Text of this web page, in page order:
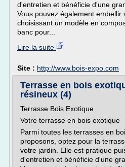
d'entretien et bénéficie d'une
Vous pouvez également embellir
choisissant un modèle en
banc pour...
Lire la suite
Site : http://www.bois-expo.com
Terrasse en bois
résineux (4)
Terrasse Bois Exotique
Votre terrasse en bois exotique
Parmi toutes les terrasses en
proposons, optez pour la
votre jardin. Elle est pratique
d'entretien et bénéficie d'une